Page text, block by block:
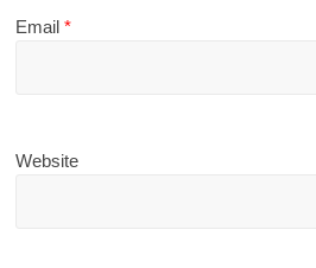
Email*
Website